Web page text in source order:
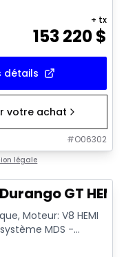
153 220$
+ tx
détails
votre achat
#O06302
légale
GT HEMI
Moteur: V8 HEMI
MDS -